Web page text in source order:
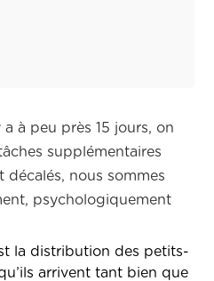
à peu près 15 jours, on
supplémentaires
décalés, nous sommes
psychologiquement
la distribution des petits-
arrivent tant bien que